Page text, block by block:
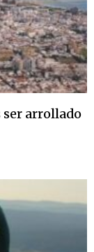
ser arrollado